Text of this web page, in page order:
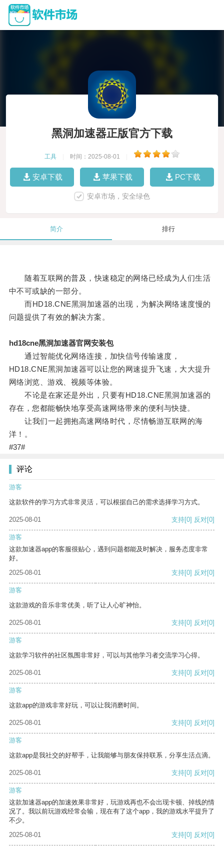
黑洞加速器正版官方下载
工具 时间：2025-08-01
安卓下载 苹果下载 PC下载
安卓市场，安全绿色
简介 排行
随着互联网的普及，快速稳定的网络已经成为人们生活
中不可或缺的一部分。
而HD18.CNE黑洞加速器的出现，为解决网络速度慢的
问题提供了有效的解决方案。
hd18cne黑洞加速器官网安装包
通过智能优化网络连接，加快信号传输速度，
HD18.CNE黑洞加速器可以让您的网速提升飞速，大大提升
网络浏览、游戏、视频等体验。
不论是在家还是外出，只要有HD18.CNE黑洞加速器的
存在，您都能畅快地享受高速网络带来的便利与快捷。
让我们一起拥抱高速网络时代，尽情畅游互联网的海
洋！。
#37#
评论
游客
这款软件的学习方式非常灵活，可以根据自己的需求选择学习方式。
2025-08-01 支持[0] 反对[0]
游客
这款加速器app的客服很贴心，遇到问题都能及时解决，服务态度非常
好。
2025-08-01
支持[0] 反对[0]
游客
这款游戏的音乐非常优美，听了让人心旷神怡。
2025-08-01 支持[0] 反对[0]
游客
这款学习软件的社区氛围非常好，可以与其他学习者交流学习心得。
2025-08-01 支持[0] 反对[0]
游客
这款app的游戏非常好玩，可以让我消磨时间。
2025-08-01 支持[0] 反对[0]
游客
这款app是我社交的好帮手，让我能够与朋友保持联系，分享生活点滴。
2025-08-01 支持[0] 反对[0]
游客
这款加速器app的加速效果非常好，玩游戏再也不会出现卡顿、掉线的情
况了。我以前玩游戏经常会输，现在有了这个app，我的游戏水平提升了
不少。
2025-08-01
支持[0] 反对[0]